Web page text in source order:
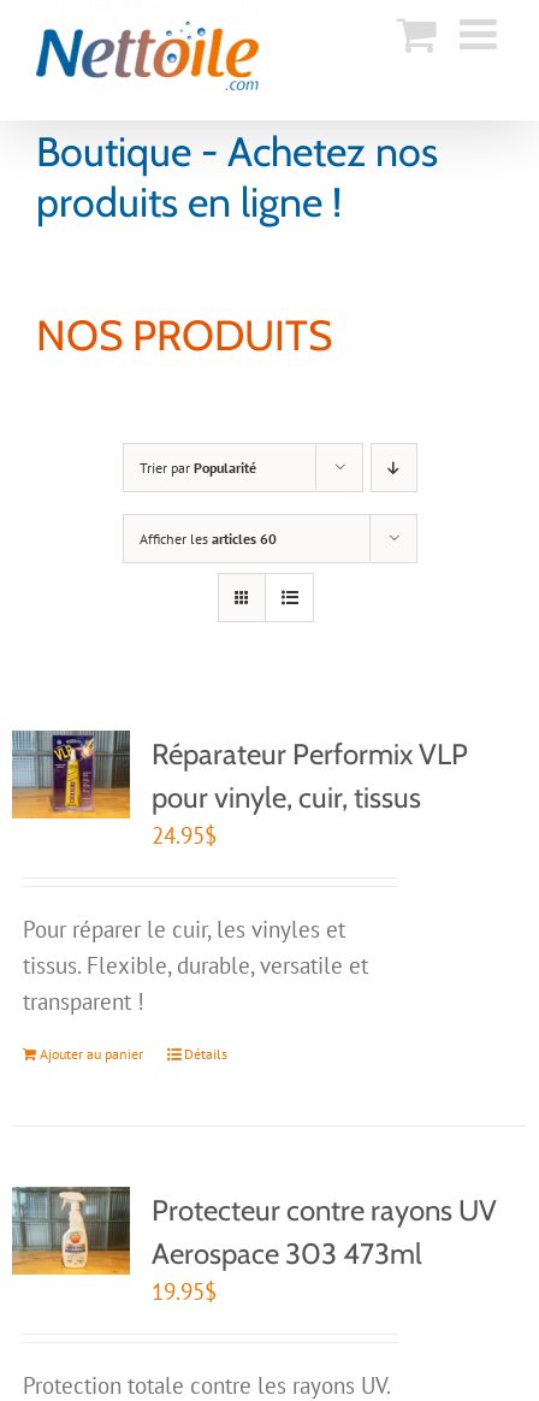
Boutique - Achetez nos
produits en ligne !
NOS PRODUITS
Trier par Popularité
Afficher les articles 60
Réparateur Performix VLP
pour vinyle, cuir, tissus
24.95$
Pour réparer le cuir, les vinyles et
tissus. Flexible, durable, versatile et
transparent !
Ajouter au panier Détails
Protecteur contre rayons UV
Aerospace 303 473ml
19.95$
Protection totale contre les rayons UV.